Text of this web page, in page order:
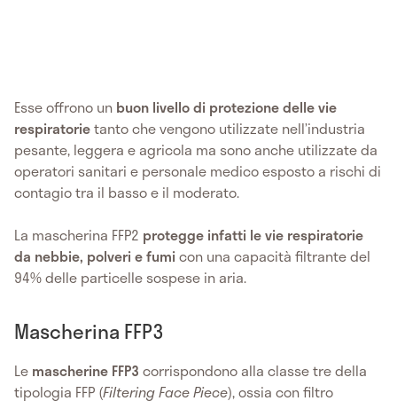
Esse offrono un buon livello di protezione delle vie
respiratorietanto che vengono utilizzate nell’industria
pesante, leggera e agricola ma sono anche utilizzate da
operatori sanitari e personale medico esposto a rischi di
contagio tra il basso e il moderato.
La mascherina FFP2 protegge infatti le vie respiratorie
da nebbie, polveri e fumicon una capacità filtrante del
94% delle particelle sospese in aria.
Mascherina FFP3
Le mascherine FFP3 corrispondono alla classe tre della
tipologia FFP (Filtering Face Piece), ossia con filtro